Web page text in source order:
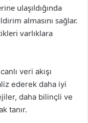
ulaşıldığında
almasını sağlar.
varlıklara
veri akışı
ederek daha iyi
daha bilinçli ve
tanır.